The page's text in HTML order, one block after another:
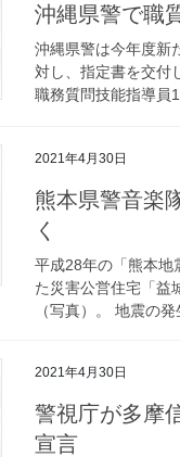
沖縄県警で
沖縄県警は今年度新
対し、指定書を交付
職務質問技能指導員
2021年4月30日
熊本県警音楽隊が災害公営住宅で「安全・安心コンサート」開
く
平成28年の「熊本地
た災害公営住宅「益
（写真）。 地震の
2021年4月30日
警視庁が多摩信金・城南信金と還付金詐欺被害ストップの共同
宣言